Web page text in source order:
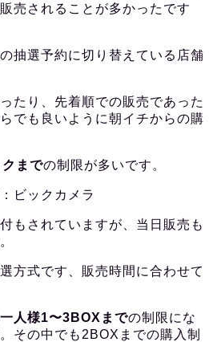
売されることが多かったです
抽選予約に切り替えている店舗
たり、先着順での販売であった
でも良いように朝イチからの購
までの制限が多いです。
ビックカメラ
もされていますが、当日販売も
方式です、販売時間に合わせて
人様1〜3BOXまでの制限にな
その中でも2BOXまでの購入制